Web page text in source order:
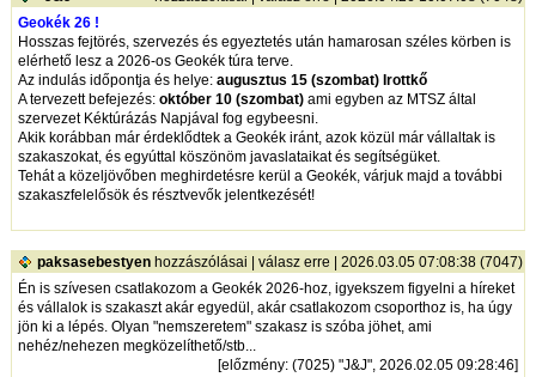
Geokék 26 !
Hosszas fejtörés, szervezés és egyeztetés után hamarosan széles körben is
elérhető lesz a 2026-os Geokék túra terve.
Az indulás időpontja és helye:augusztus 15 (szombat) Irottkő
A tervezett befejezés:október 10 (szombat) ami egyben az MTSZ által
szervezet Kéktúrázás Napjával fog egybeesni.
Akik korábban már érdeklődtek a Geokék iránt, azok közül már vállaltak is
szakaszokat, és egyúttal köszönöm javaslataikat és segítségüket.
Tehát a közeljövőben meghirdetésre kerül a Geokék, várjuk majd a további
szakaszfelelősök és résztvevők jelentkezését!
paksasebestyen hozzászólásai |válasz erre | 2026.03.05 07:08:38 (7047)
Én is szívesen csatlakozom a Geokék 2026-hoz, igyekszem figyelni a híreket
és vállalok is szakaszt akár egyedül, akár csatlakozom csoporthoz is, ha úgy
jön ki a lépés. Olyan "nemszeretem" szakasz is szóba jöhet, ami
nehéz/nehezen megközelíthető/stb...
[előzmény: (7025) "J&J", 2026.02.05 09:28:46]